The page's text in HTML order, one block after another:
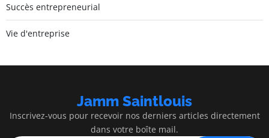
Succès entrepreneurial
Vie d'entreprise
Jamm Saintlouis
Inscrivez-vous pour recevoir nos derniers articles directement
dans votre boîte mail.